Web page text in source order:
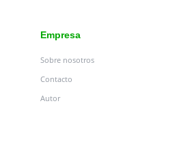
Empresa
Sobre nosotros
Contacto
Autor